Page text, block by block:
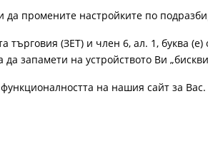
да промените настройките по
(ЗЕТ) и член 6, ал. 1, буква
запамети на устройството Ви
на нашия сайт за Вас.